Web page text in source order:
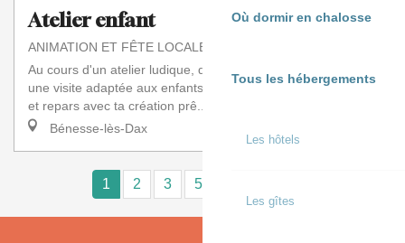
Où dormir en chalosse
Tous les hébergements
Les hôtels
Les gîtes
Atelier enfant
ANIMATION ET FÊTE LOCALE
Au cours d'un atelier ludique, découvre le moulin à travers
une visite adaptée aux enfants. Fabrique ton propre moulin
et repars avec ta création prê...
Bénesse-lès-Dax
1 2 3 5+